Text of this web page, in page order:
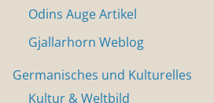
Odins Auge Artikel
Gjallarhorn Weblog
Germanisches und Kulturelles
Kultur & Weltbild